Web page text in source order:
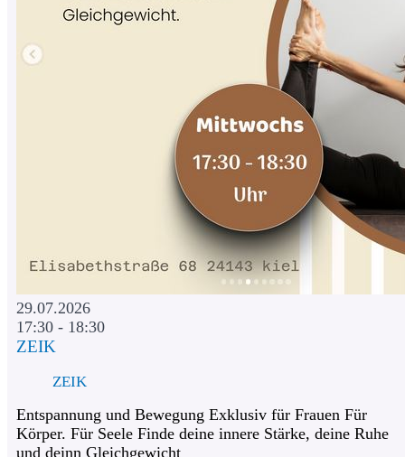
29.07.2026
17:30 - 18:30
ZEIK
ZEIK
Entspannung und Bewegung Exklusiv für Frauen Für
Körper. Für Seele Finde deine innere Stärke, deine Ruhe
und deinn Gleichgewicht